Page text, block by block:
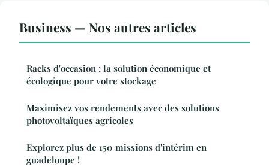
Business — Nos autres articles
Racks d'occasion : la solution économique et
écologique pour votre stockage
Maximisez vos rendements avec des solutions
photovoltaïques agricoles
Explorez plus de 150 missions d'intérim en
guadeloupe !